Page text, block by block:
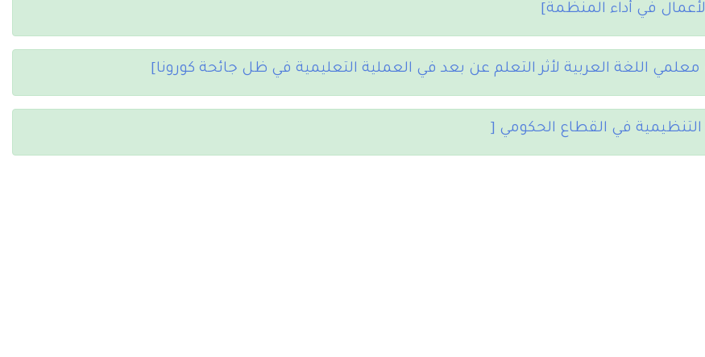
الأعمال في أداء المنظمة]
معلمي اللغة العربية لأثر التعلم عن بعد في العملية التعليمية في ظل جائحة كورونا]
التنظيمية في القطاع الحكومي [